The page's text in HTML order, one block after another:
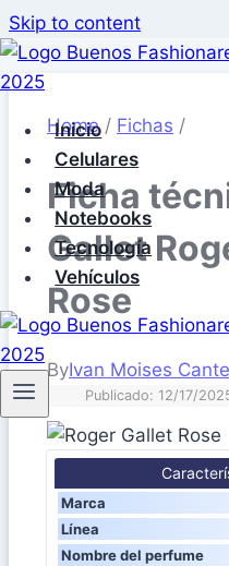
Skip to content
Inicio
Celulares
Moda
Notebooks
Tecnología
Vehículos
Home / Fichas /
Ficha
Gallet
Rose
ByIvan Moises
Publicado: 12/17/
Marca
Línea
Nombre del perfume